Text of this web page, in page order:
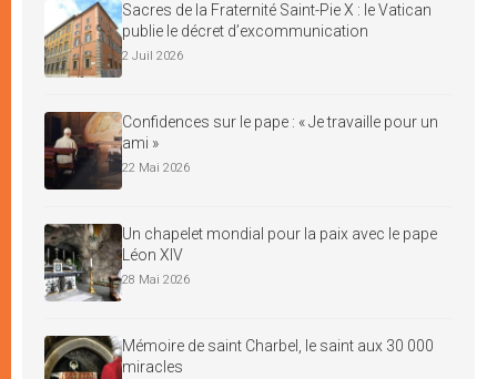
Sacres de la Fraternité Saint-Pie X : le Vatican
publie le décret d’excommunication
2 Juil 2026
Confidences sur le pape : « Je travaille pour un
ami »
22 Mai 2026
Un chapelet mondial pour la paix avec le pape
Léon XIV
28 Mai 2026
Mémoire de saint Charbel, le saint aux 30 000
miracles